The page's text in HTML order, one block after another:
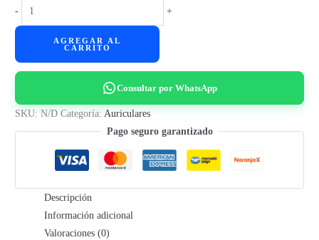
-
Auriculares
Bluetooth
+
AGREGAR AL
CARRITO
Consultar por WhatsApp
SKU:N/D Categoría: Auriculares
Pago seguro garantizado
Descripción
Información adicional
Valoraciones (0)